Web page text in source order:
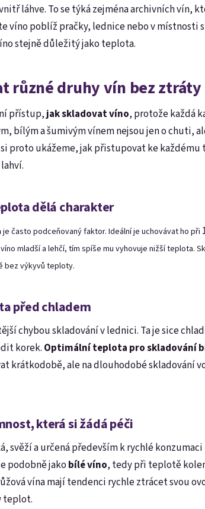
láhve. To se týká zejména archivních vín,
víno poblíž pračky, lednice nebo v místnosti
stejně důležitý jako teplota.
různé druhy vín bez
přístup,jak skladovat víno, protože každá
bílým a šumivým vínem nejsou jen o chuti,
proto ukážeme, jak přistupovat ke každému
dělá charakter
je často podceňovaný faktor. Ideální je uchovávat ho při
mladší a lehčí, tím spíše mu vyhovuje nižší teplota.
bez výkyvů teploty.
před chladem
chybou skladování v lednici. Ta je sice
korek. Optimální teplota pro skladování
krátkodobě, ale na dlouhodobé skladování
která si žádá péči
svěží a určená především k rychlé
podobně jakobílé víno, tedy při teplotě
vína mají tendenci rychle ztrácet svou
teplot.